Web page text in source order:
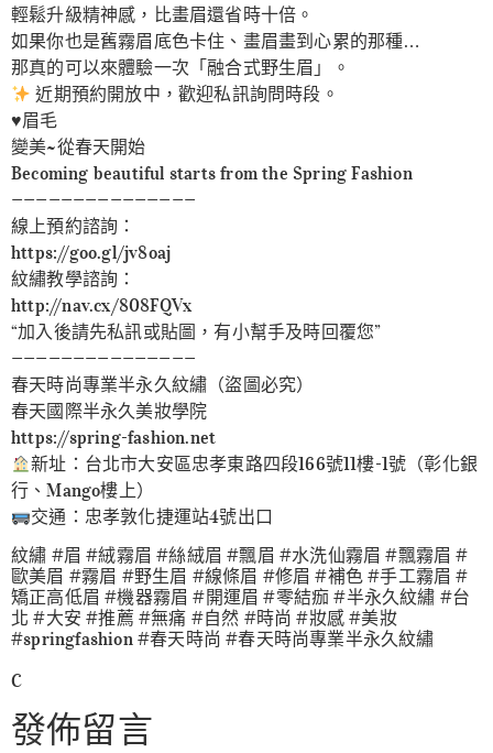
輕鬆升級精神感，比畫眉還省時十倍。
如果你也是舊霧眉底色卡住、畫眉畫到心累的那種…
那真的可以來體驗一次「融合式野生眉」。
近期預約開放中，歡迎私訊詢問時段。
♥️眉毛
變美~從春天開始
Becoming beautiful starts from the Spring Fashion
———————————————
線上預約諮詢：
https://goo.gl/jv8oaj
紋繡教學諮詢：
http://nav.cx/808FQVx
“加入後請先私訊或貼圖，有小幫手及時回覆您”
———————————————
春天時尚專業半永久紋繡（盜圖必究）
春天國際半永久美妝學院
https://spring-fashion.net
新址：台北市大安區忠孝東路四段166號11樓-1號（彰化銀
行、Mango樓上）
交通：忠孝敦化捷運站4號出口
紋繡 #眉 #絨霧眉 #絲絨眉 #飄眉 #水洗仙霧眉 #飄霧眉 #
歐美眉 #霧眉 #野生眉 #線條眉 #修眉 #補色 #手工霧眉 #
矯正高低眉 #機器霧眉 #開運眉 #零結痂 #半永久紋繡 #台
北 #大安 #推薦 #無痛 #自然 #時尚 #妝感 #美妝
#springfashion #春天時尚 #春天時尚專業半永久紋繡
C
發佈留言